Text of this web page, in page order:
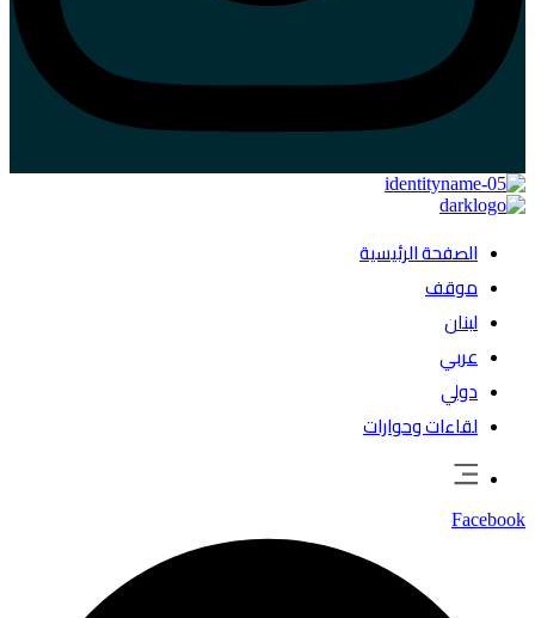
الصفحة الرئيسية
موقف
لبنان
عربي
دولي
لقاءات وحوارات
Facebook